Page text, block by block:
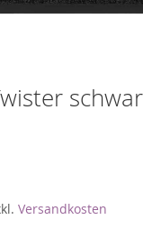
Versandkosten